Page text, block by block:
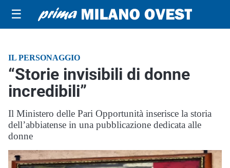
☰
IL PERSONAGGIO
“Storie invisibili di donne
incredibili”
Il Ministero delle Pari Opportunità inserisce la storia
dell’abbiatense in una pubblicazione dedicata alle
donne